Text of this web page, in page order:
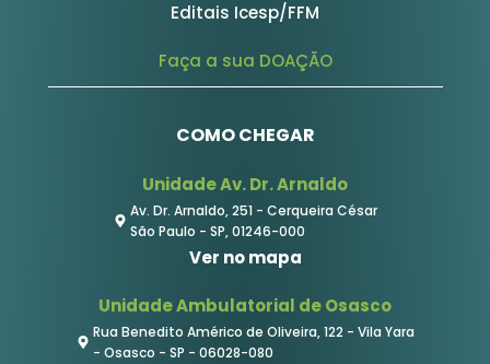
Editais Icesp/FFM
Faça a sua DOAÇÃO
COMO CHEGAR
Unidade Av. Dr. Arnaldo
Av. Dr. Arnaldo, 251 - Cerqueira César
São Paulo - SP, 01246-000
Ver no mapa
Unidade Ambulatorial de Osasco
Rua Benedito Américo de Oliveira, 122 - Vila Yara
- Osasco - SP - 06028-080